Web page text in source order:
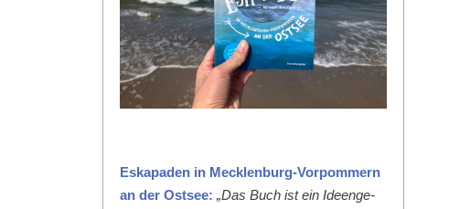
Eska­paden in Meck­len­burg-Vor­pom­mern
an der Ost­see: „Das Buch ist ein Ideenge­